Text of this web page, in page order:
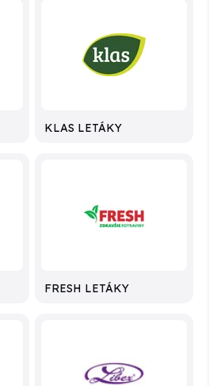
KLAS LETÁKY
FRESH LETÁKY